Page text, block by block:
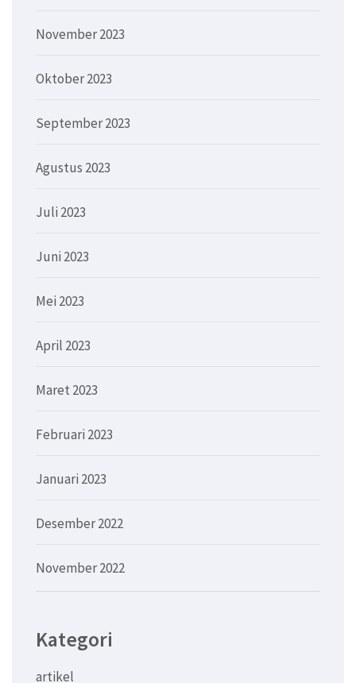
November 2023
Oktober 2023
September 2023
Agustus 2023
Juli 2023
Juni 2023
Mei 2023
April 2023
Maret 2023
Februari 2023
Januari 2023
Desember 2022
November 2022
Kategori
artikel